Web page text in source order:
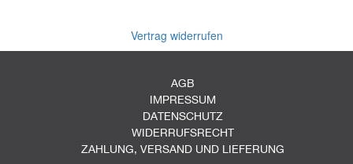
Vertrag widerrufen
AGB
IMPRESSUM
DATENSCHUTZ
WIDERRUFSRECHT
ZAHLUNG, VERSAND UND LIEFERUNG